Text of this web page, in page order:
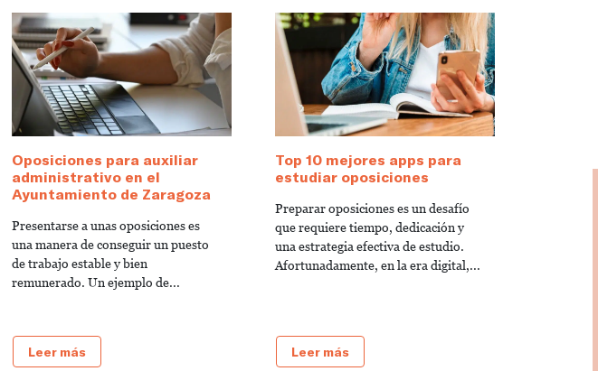
Oposiciones para auxiliar
administrativo en el
Ayuntamiento de Zaragoza
Presentarse a unas oposiciones es
una manera de conseguir un puesto
de trabajo estable y bien
remunerado. Un ejemplo de...
Leer más
Top 10 mejores apps para
estudiar oposiciones
Preparar oposiciones es un desafío
que requiere tiempo, dedicación y
una estrategia efectiva de estudio.
Afortunadamente, en la era digital,...
Leer más